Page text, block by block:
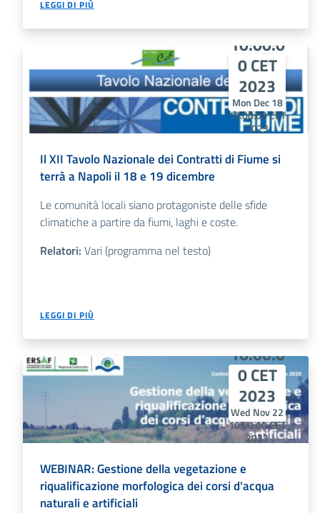
LEGGI DI PIÙ
Dec 18
10:00:0
0 CET
2023
Mon Dec 18
10:00:00 CET
2023
10:00:00 CET
2023
Il XII Tavolo Nazionale dei Contratti di Fiume si
terrà a Napoli il 18 e 19 dicembre
Le comunità locali siano protagoniste delle sfide
climatiche a partire da fiumi, laghi e coste.
Relatori: Vari (programma nel testo)
LEGGI DI PIÙ
Nov 22
10:00:0
0 CET
2023
Wed Nov 22
10:00:00 CET
2023
10:00:00 CET
WEBINAR: Gestione della vegetazione e
riqualificazione morfologica dei corsi d'acqua
naturali e artificiali